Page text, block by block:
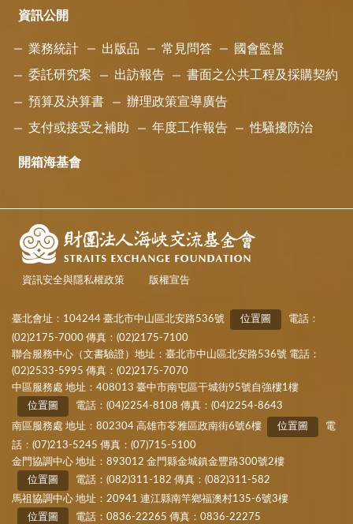
資訊公開
業務統計 出版品 常見問答 國會監督
委託研究案 出訪報告 書面之公共工程及採購契約
預算及決算書 辦理政策宣導廣告
支付或接受之補助 年度工作報告 性騷擾防治
開箱海基會
資訊安全與隱私權政策 版權宣告
臺北會址：104244 臺北市中山區北安路536號 位置圖
電話：
(02)2175-7000 傳真：(02)2175-7100
聯合服務中心（文書驗證）地址：臺北市中山區北安路536號 電話：
(02)2533-5995 傳真：(02)2175-7070
中區服務處 地址：408013 臺中市南屯區干城街95號自強樓1樓
位置圖
電話：(04)2254-8108 傳真：(04)2254-8643
南區服務處 地址：802304 高雄市苓雅區政南街6號6樓
位置圖
電
話：(07)213-5245 傳真：(07)715-5100
金門協調中心 地址：893012 金門縣金城鎮金豐路300號2樓
位置圖
電話：(082)311-182 傳真：(082)311-582
馬祖協調中心 地址：20941 連江縣南竿鄉福澳村135-6號3樓
位置圖
電話：0836-22265 傳真：0836-22275